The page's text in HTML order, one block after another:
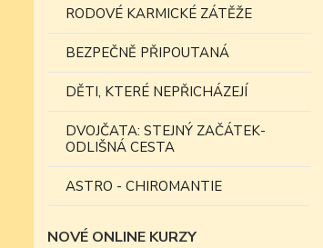
RODOVÉ KARMICKÉ ZÁTĚŽE
BEZPEČNĚ PŘIPOUTANÁ
DĚTI, KTERÉ NEPŘICHÁZEJÍ
DVOJČATA: STEJNÝ ZAČÁTEK-
ODLIŠNÁ CESTA
ASTRO - CHIROMANTIE
NOVÉ ONLINE KURZY